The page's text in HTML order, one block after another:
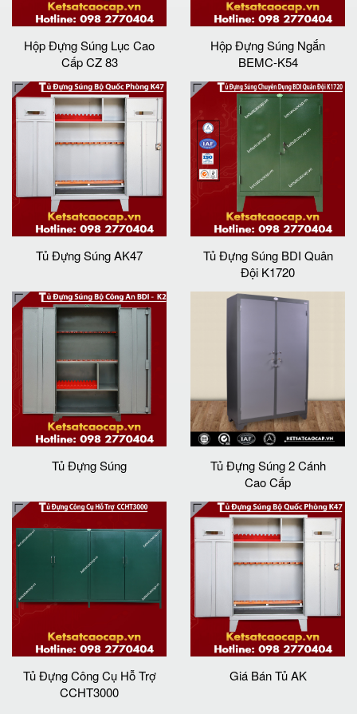
Hộp Đựng Súng Lục Cao
Cấp CZ 83
Hộp Đựng Súng Ngắn
BEMC-K54
Tủ Đựng Súng AK47
Tủ Đựng Súng BDI Quân
Đội K1720
Tủ Đựng Súng
Tủ Đựng Súng 2 Cánh
Cao Cấp
Tủ Đựng Công Cụ Hỗ Trợ
CCHT3000
Giá Bán Tủ AK